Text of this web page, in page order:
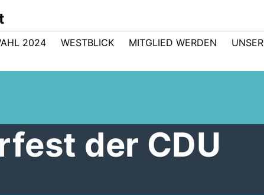
2024 WESTBLICK MITGLIED WERDEN
der CDU